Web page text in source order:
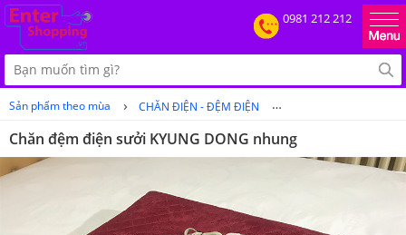
0981 212 212
Sản phẩm theo mùa › CHĂN ĐIỆN - ĐỆM ĐIỆN ›
Chăn đệm điện sưởi KYUNG DONG nhung